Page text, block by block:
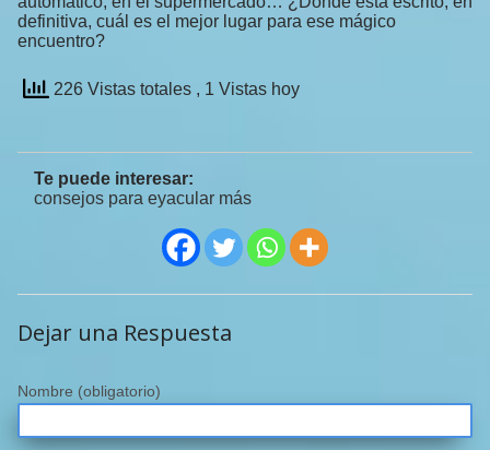
definitiva, cuál es el mejor lugar para ese mágico
encuentro?
226 Vistas totales , 1 Vistas hoy
Te puede interesar:
consejos para eyacular más
Dejar una Respuesta
Nombre (obligatorio)